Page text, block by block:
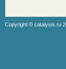
Copyright © catalysis.ru